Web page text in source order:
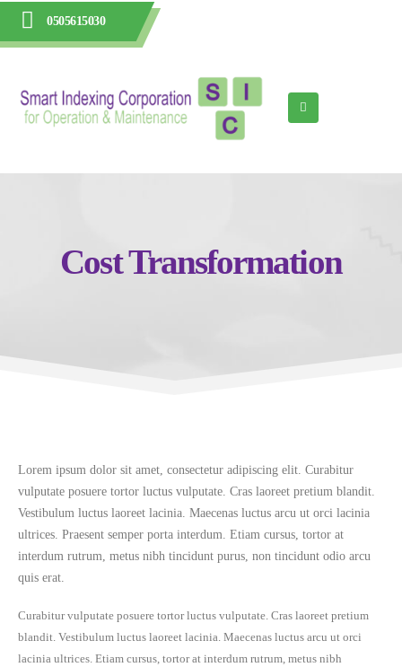
0505615030
Cost Transformation
Lorem ipsum dolor sit amet, consectetur adipiscing elit. Curabitur
vulputate posuere tortor luctus vulputate. Cras laoreet pretium blandit.
Vestibulum luctus laoreet lacinia. Maecenas luctus arcu ut orci lacinia
ultrices. Praesent semper porta interdum. Etiam cursus, tortor at
interdum rutrum, metus nibh tincidunt purus, non tincidunt odio arcu
quis erat.
Curabitur vulputate posuere tortor luctus vulputate. Cras laoreet pretium
blandit. Vestibulum luctus laoreet lacinia. Maecenas luctus arcu ut orci
lacinia ultrices. Etiam cursus, tortor at interdum rutrum, metus nibh